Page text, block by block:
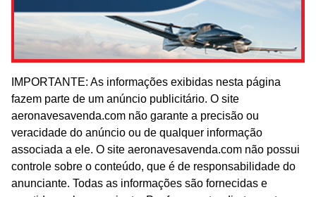
IMPORTANTE: As informações exibidas nesta página
fazem parte de um anúncio publicitário. O site
aeronavesavenda.com não garante a precisão ou
veracidade do anúncio ou de qualquer informação
associada a ele. O site aeronavesavenda.com não possui
controle sobre o conteúdo, que é de responsabilidade do
anunciante. Todas as informações são fornecidas e